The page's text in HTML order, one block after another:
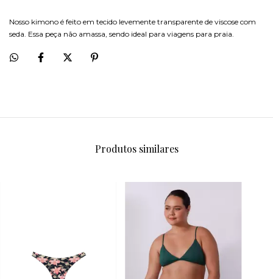
Nosso kimono é feito em tecido levemente transparente de viscose com
seda. Essa peça não amassa, sendo ideal para viagens para praia.
Produtos similares